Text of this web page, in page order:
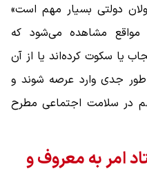
دولتی بسیار مهم است»
مواقع مشاهده می‌شود که
یا سکوت کرده‌اند یا از آن
طور جدی وارد عرصه شوند و
در سلامت اجتماعی مطرح
امر به معروف و